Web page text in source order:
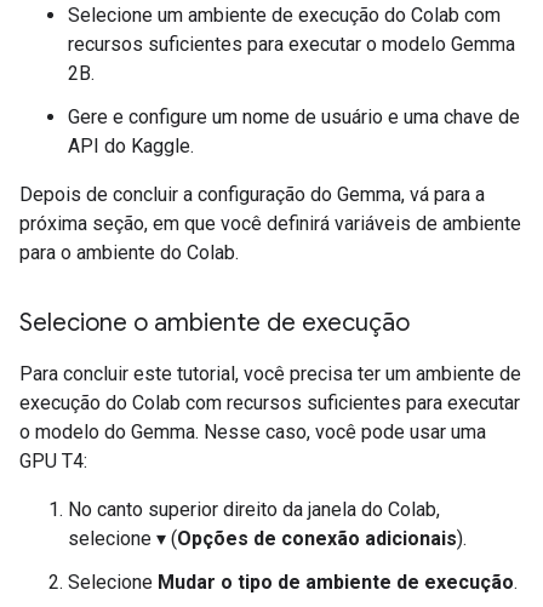
Selecione um ambiente de execução do Colab com
recursos suficientes para executar o modelo Gemma
2B.
Gere e configure um nome de usuário e uma chave de
API do Kaggle.
Depois de concluir a configuração do Gemma, vá para a
próxima seção, em que você definirá variáveis de ambiente
para o ambiente do Colab.
Selecione o ambiente de execução
Para concluir este tutorial, você precisa ter um ambiente de
execução do Colab com recursos suficientes para executar
o modelo do Gemma. Nesse caso, você pode usar uma
GPU T4:
No canto superior direito da janela do Colab,
selecione ▾ (Opções de conexão adicionais).
Selecione Mudar o tipo de ambiente de execução.